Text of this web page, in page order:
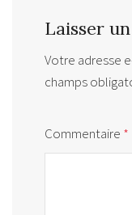
Laisser
Votre adresse
champs
Commentaire *